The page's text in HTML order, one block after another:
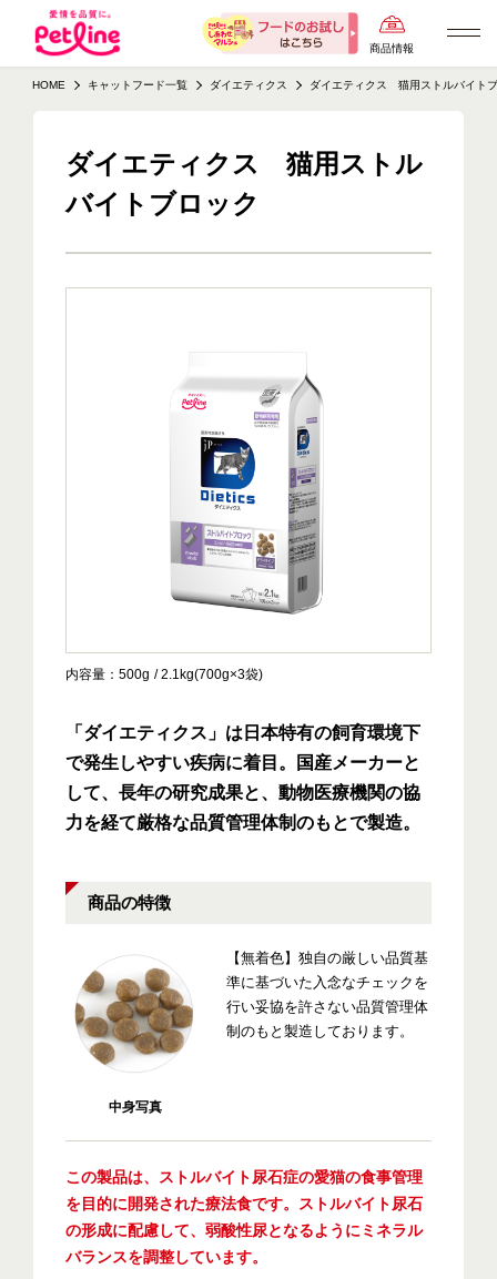
商品情報
HOME キャットフード一覧 ダイエティクス ダイエティクス 猫用ストルバイト
ダイエティクス 猫用ストル
バイトブロック
内容量 500g 2.1kg(700g×3袋)
「ダイエティクス」は日本特有の飼育環境下
で発生しやすい疾病に着目。国産メーカーと
して、長年の研究成果と、動物医療機関の協
力を経て厳格な品質管理体制のもとで製造。
商品の特徴
中身写真
【無着色】独自の厳しい品質基
準に基づいた入念なチェックを
行い妥協を許さない品質管理体
制のもと製造しております。
この製品は、ストルバイト尿石症の愛猫の食事管理
を目的に開発された療法食です。ストルバイト尿石
の形成に配慮して、弱酸性尿となるようにミネラル
バランスを調整しています。